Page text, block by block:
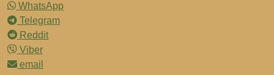
WhatsApp
Telegram
Reddit
Viber
email